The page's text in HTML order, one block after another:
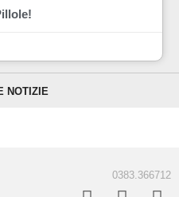
NOTIZIE
0383.366712